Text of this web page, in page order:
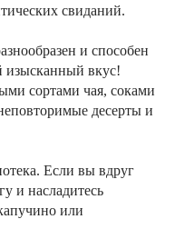
свиданий.
и способен
изысканный вкус!
сортами чая, соками
десерты и
Если вы вдруг
и насладитесь
или